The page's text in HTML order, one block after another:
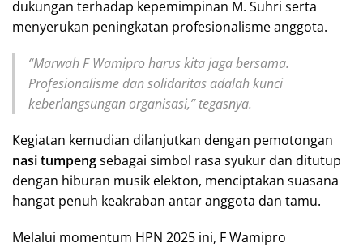
dukungan terhadap kepemimpinan M. Suhri serta
menyerukan peningkatan profesionalisme anggota.
“Marwah F Wamipro harus kita jaga bersama.
Profesionalisme dan solidaritas adalah kunci
keberlangsungan organisasi,” tegasnya.
Kegiatan kemudian dilanjutkan dengan pemotongan
nasi tumpengsebagai simbol rasa syukur dan ditutup
dengan hiburan musik elekton, menciptakan suasana
hangat penuh keakraban antar anggota dan tamu.
Melalui momentum HPN 2025 ini, F Wamipro